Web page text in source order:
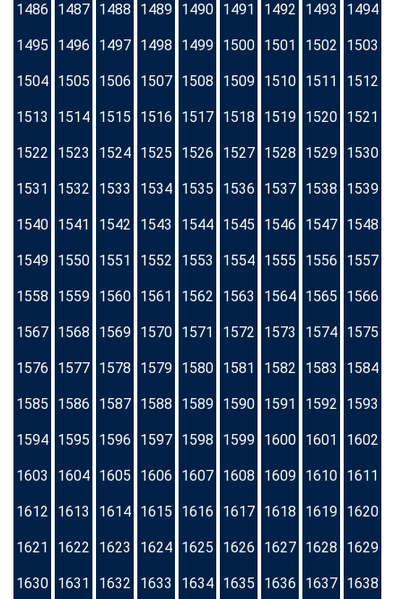
1486 1487 1488 1489 1490 1491 1492 1493 1494
1495 1496 1497 1498 1499 1500 1501 1502 1503
1504 1505 1506 1507 1508 1509 1510 1511 1512
1513 1514 1515 1516 1517 1518 1519 1520 1521
1522 1523 1524 1525 1526 1527 1528 1529 1530
1531 1532 1533 1534 1535 1536 1537 1538 1539
1540 1541 1542 1543 1544 1545 1546 1547 1548
1549 1550 1551 1552 1553 1554 1555 1556 1557
1558 1559 1560 1561 1562 1563 1564 1565 1566
1567 1568 1569 1570 1571 1572 1573 1574 1575
1576 1577 1578 1579 1580 1581 1582 1583 1584
1585 1586 1587 1588 1589 1590 1591 1592 1593
1594 1595 1596 1597 1598 1599 1600 1601 1602
1603 1604 1605 1606 1607 1608 1609 1610 1611
1612 1613 1614 1615 1616 1617 1618 1619 1620
1621 1622 1623 1624 1625 1626 1627 1628 1629
1630 1631 1632 1633 1634 1635 1636 1637 1638